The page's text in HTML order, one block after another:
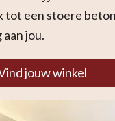
tot een stoere
aan jou.
jouw winkel